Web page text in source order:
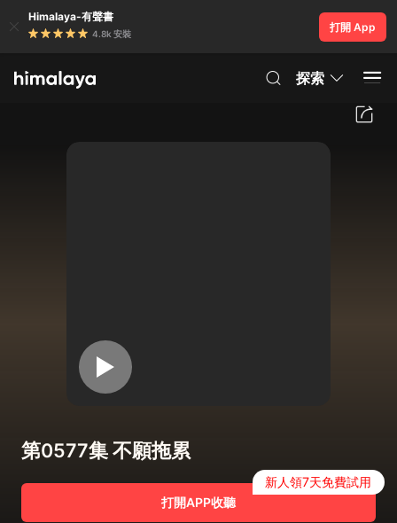
Himalaya-有聲書
4.8k 安裝
打開 App
探索
第0577集 不願拖累
打開APP收聽
新人領7天免費試用